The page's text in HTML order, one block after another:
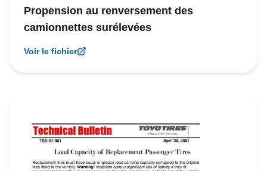
Propension au renversement des
camionnettes surélevées
Voir le fichier